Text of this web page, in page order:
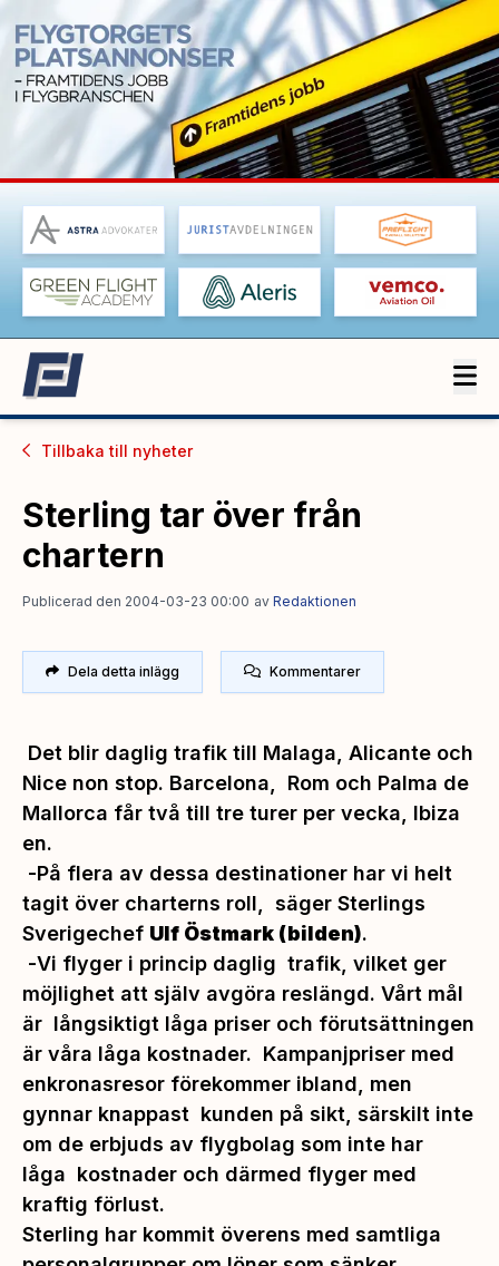
Tillbaka till nyheter
Sterling tar över från
chartern
Publicerad den 2004-03-23 00:00 av Redaktionen
Dela detta inlägg Kommentarer
Det blir daglig trafik till Malaga, Alicante och
Nice non stop. Barcelona, Rom och Palma de
Mallorca får två till tre turer per vecka, Ibiza
en.
-På flera av dessa destinationer har vi helt
tagit över charterns roll,
säger Sterlings
Sverigechef Ulf Östmark (bilden).
-Vi flyger i princip daglig trafik, vilket ger
möjlighet att själv avgöra reslängd. Vårt mål
är långsiktigt låga priser och förutsättningen
är våra låga kostnader. Kampanjpriser med
enkronasresor förekommer ibland, men
gynnar knappast kunden på sikt, särskilt inte
om de erbjuds av flygbolag som inte har
låga kostnader och därmed flyger med
kraftig förlust.
Sterling har kommit överens med samtliga